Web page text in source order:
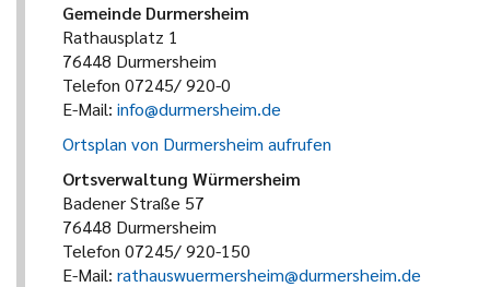
Gemeinde Durmersheim
Rathausplatz 1
76448 Durmersheim
Telefon 07245/ 920-0
E-Mail: info@durmersheim.de
Ortsplan von Durmersheim aufrufen
Ortsverwaltung Würmersheim
Badener Straße 57
76448 Durmersheim
Telefon 07245/ 920-150
E-Mail: rathauswuermersheim@durmersheim.de